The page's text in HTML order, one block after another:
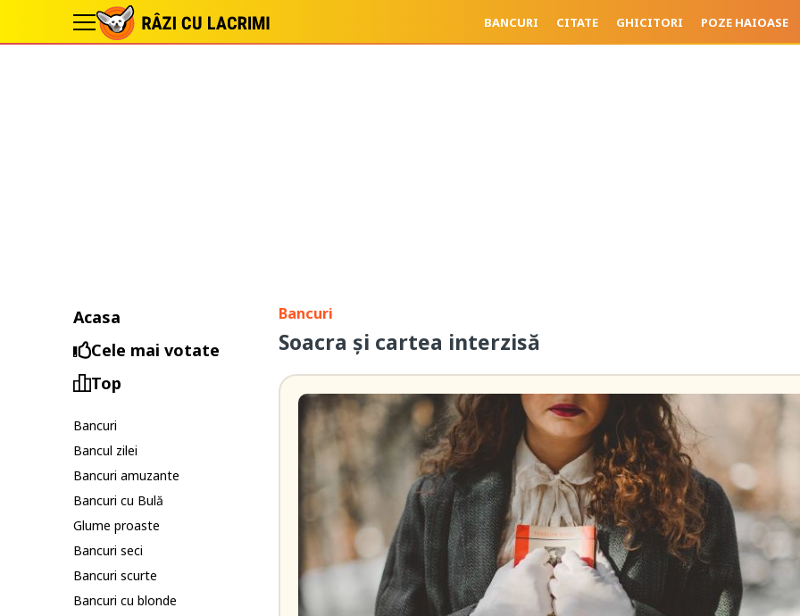
BANCURI CITATE GHICITORI POZE HAIOASE
Acasa
Cele mai votate
Top
Bancuri
Bancul zilei
Bancuri amuzante
Bancuri cu Bulă
Glume proaste
Bancuri seci
Bancuri scurte
Bancuri cu blonde
Bancuri
Soacra și cartea interzisă